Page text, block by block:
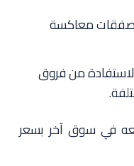
معاكسة
من فروق
في سوق آخر بسعر